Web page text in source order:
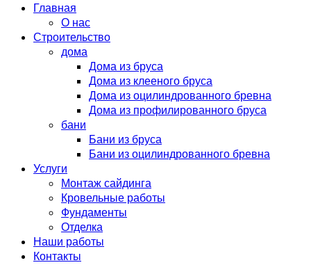
Главная
О нас
Строительство
дома
Дома из бруса
Дома из клееного бруса
Дома из оцилиндрованного бревна
Дома из профилированного бруса
бани
Бани из бруса
Бани из оцилиндрованного бревна
Услуги
Монтаж сайдинга
Кровельные работы
Фундаменты
Отделка
Наши работы
Контакты